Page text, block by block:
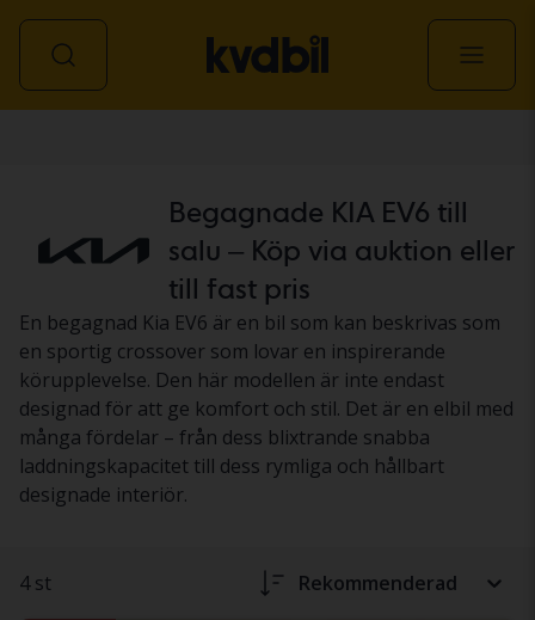
Begagnade KIA EV6 till
salu – Köp via auktion eller
till fast pris
En begagnad Kia EV6 är en bil som kan beskrivas som
en sportig crossover som lovar en inspirerande
körupplevelse. Den här modellen är inte endast
designad för att ge komfort och stil. Det är en elbil med
många fördelar – från dess blixtrande snabba
laddningskapacitet till dess rymliga och hållbart
designade interiör.
4 st Rekommenderad